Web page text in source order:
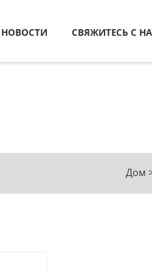
НОВОСТИ СВЯЖИТЕСЬ С
Дом